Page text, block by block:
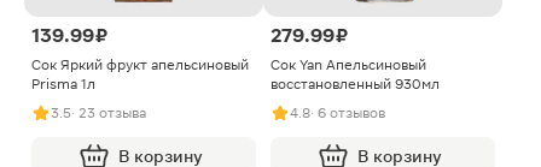
139.99 ₽
Сок Яркий фрукт апельсиновый
Prisma 1л
3.5· 23 отзыва
В корзину
279.99 ₽
Сок Yan Апельсиновый
восстановленный 930мл
4.8· 6 отзывов
В корзину